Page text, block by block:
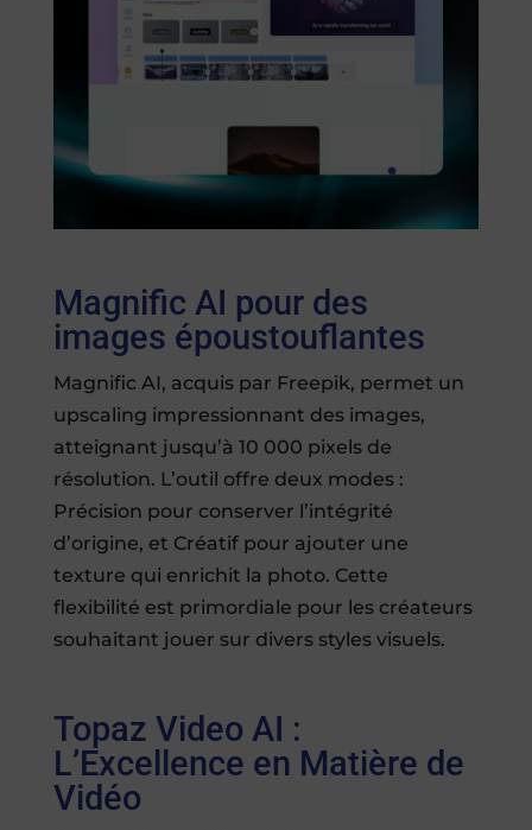
Magnific AI pour des
images époustouflantes
Magnific AI, acquis par Freepik, permet un
upscaling impressionnant des images,
atteignant jusqu’à 10 000 pixels de
résolution. L’outil offre deux modes :
Précision pour conserver l’intégrité
d’origine, et Créatif pour ajouter une
texture qui enrichit la photo. Cette
flexibilité est primordiale pour les créateurs
souhaitant jouer sur divers styles visuels.
Topaz Video AI :
L’Excellence en Matière de
Vidéo